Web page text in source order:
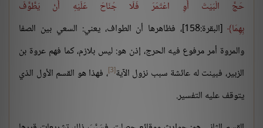
حَجَّ الْبَيْتَ أَوِ اعْتَمَرَ فَلَا جُنَاحَ عَلَيْهِ أَنْ يَطَّوَّفَ
بِهِمَا
[البقرة:158]، فظاهرها أن الطواف، يعني: السعي بين الصفا
والمروة أمر مرفوع فيه الحرج، إذن هو: ليس بلازم، كما فهم عروة بن
الزبير، فبينت له عائشة سبب نزول الآية[3] ، فهذا هو القسم الأول الذي
يتوقف عليه التفسير.